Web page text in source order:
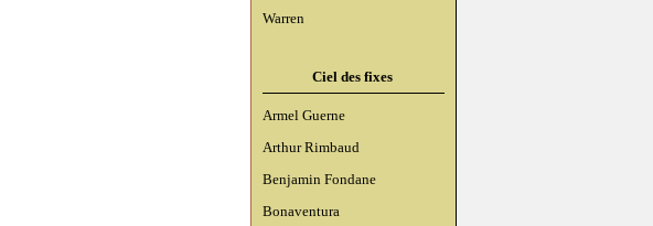
Warren
Ciel des fixes
Armel Guerne
Arthur Rimbaud
Benjamin Fondane
Bonaventura